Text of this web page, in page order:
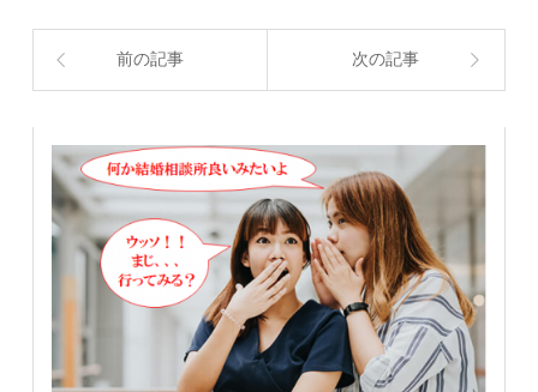
前の記事 次の記事